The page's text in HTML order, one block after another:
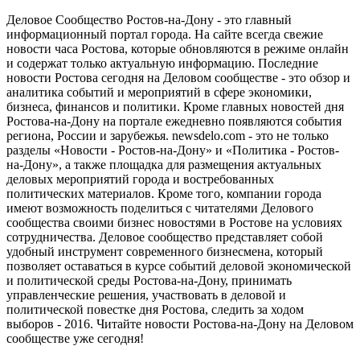
Деловое Сообщество Ростов-на-Дону - это главный
информационный портал города. На сайте всегда свежие
новости часа Ростова, которые обновляются в режиме онлайн
и содержат только актуальную информацию. Последние
новости Ростова сегодня на Деловом сообществе - это обзор и
аналитика событий и мероприятий в сфере экономики,
бизнеса, финансов и политики. Кроме главных новостей дня
Ростова-на-Дону на портале ежедневно появляются события
региона, России и зарубежья. newsdelo.com - это не только
разделы «Новости - Ростов-на-Дону» и «Политика - Ростов-
на-Дону», а также площадка для размещения актуальных
деловых мероприятий города и востребованных
политических материалов. Кроме того, компании города
имеют возможность поделиться с читателями Делового
сообщества своими бизнес новостями в Ростове на условиях
сотрудничества. Деловое сообщество представляет собой
удобный инструмент современного бизнесмена, который
позволяет оставаться в курсе событий деловой экономической
и политической среды Ростова-на-Дону, принимать
управленческие решения, участвовать в деловой и
политической повестке дня Ростова, следить за ходом
выборов - 2016. Читайте новости Ростова-на-Дону на Деловом
сообществе уже сегодня!